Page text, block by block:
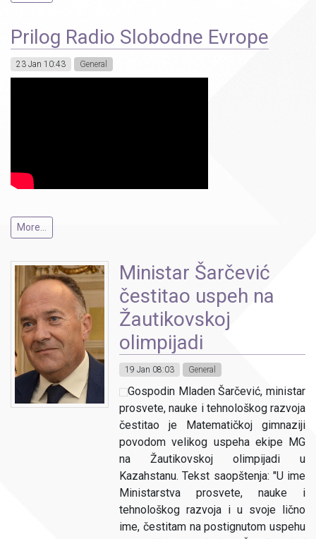
Prilog Radio Slobodne Evrope
23 Jan 10:43 General
More...
Ministar Šarčević
čestitao uspeh na
Žautikovskoj
olimpijadi
19 Jan 08:03 General
Gospodin Mladen Šarčević, ministar
prosvete, nauke i tehnološkog razvoja
čestitao je Matematičkoj gimnaziji
povodom velikog uspeha ekipe MG
na Žautikovskoj olimpijadi u
Kazahstanu. Tekst saopštenja: "U ime
Ministarstva prosvete, nauke i
tehnološkog razvoja i u svoje lično
ime, čestitam na postignutom uspehu